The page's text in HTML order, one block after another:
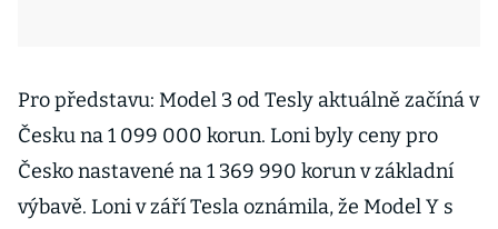
Pro představu: Model 3 od Tesly aktuálně začíná v
Česku na 1 099 000 korun. Loni byly ceny pro
Česko nastavené na 1 369 990 korun v základní
výbavě. Loni v září Tesla oznámila, že Model Y s